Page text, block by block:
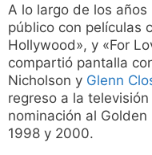
A lo largo de los
público con películas
Hollywood», y «For
compartió pantalla
Nicholson y Glenn
regreso a la
nominación al
1998 y 2000.